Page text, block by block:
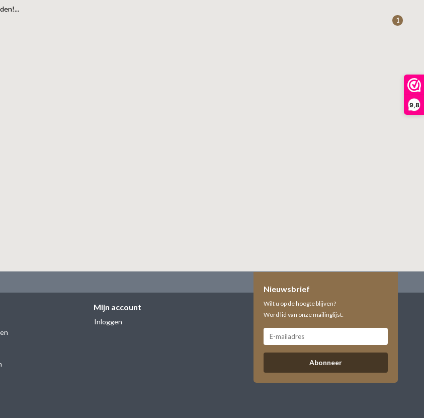
9,8
1
Mijn account
Inloggen
Nieuwsbrief
Wilt u op de hoogte blijven?
Word lid van onze mailinglijst:
Abonneer